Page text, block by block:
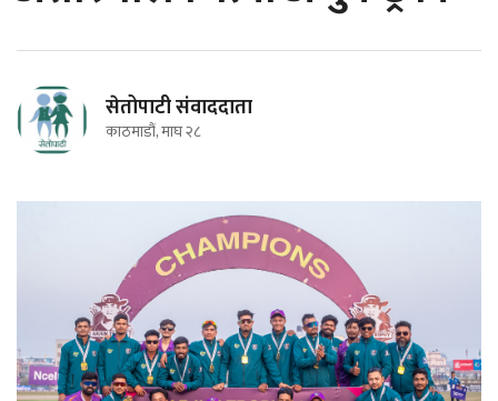
सेतोपाटी संवाददाता
काठमाडौं, माघ २८